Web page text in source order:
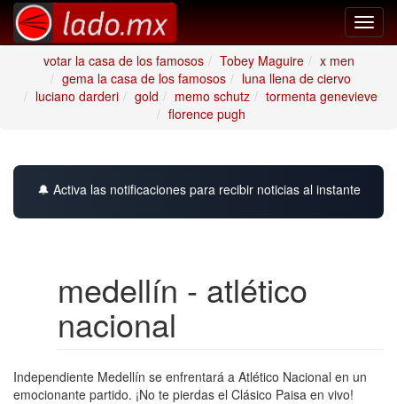
votar la casa de los famosos
Tobey Maguire
x men
gema la casa de los famosos
luna llena de ciervo
luciano darderi
gold memo schutz
tormenta genevieve
florence pugh
🔔 Activa las notificaciones para recibir noticias al instante
medellín - atlético
nacional
Independiente Medellín se enfrentará a Atlético Nacional en un
emocionante partido. ¡No te pierdas el Clásico Paisa en vivo!